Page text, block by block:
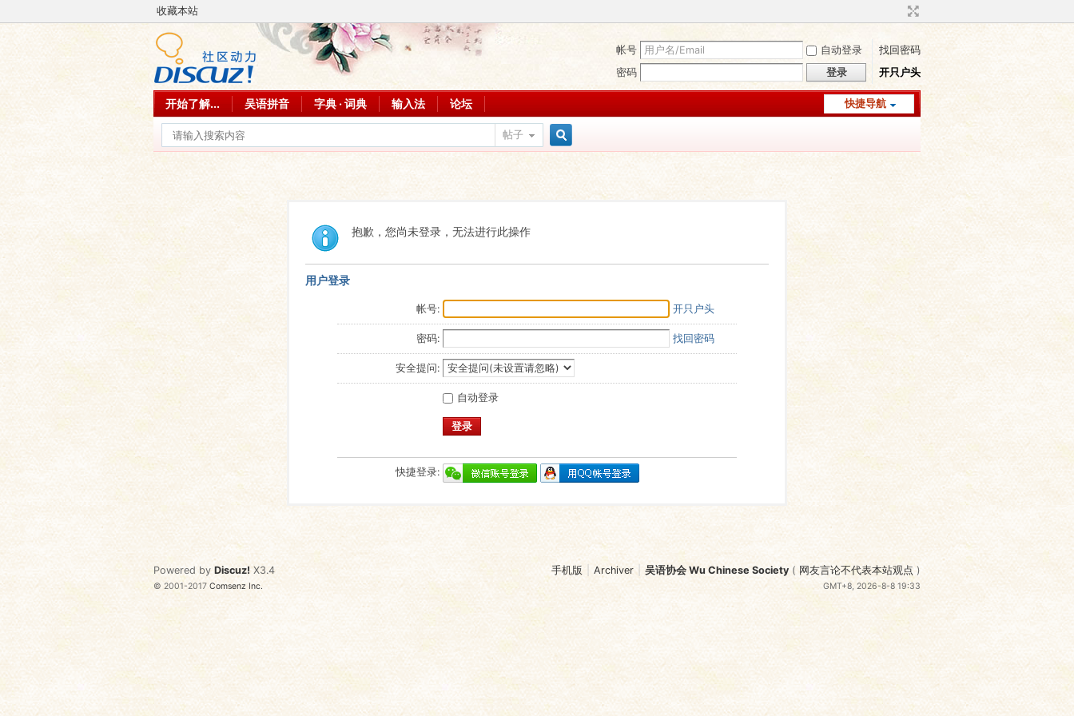
收藏本站
帐号 自动登录
找回密码
密码
登录 开只户头
快捷导航
开始了解... 吴语拼音 字典 · 词典 输入法 论坛
帖子
抱歉，您尚未登录，无法进行此操作
用户登录
帐号: 开只户头
密码: 找回密码
安全提问:
自动登录
登录
快捷登录:
手机版 Archiver 吴语协会 Wu Chinese Society ( 网友言论不代表本站观点 )
GMT+8, 2026-8-8 19:33
Powered by Discuz! X3.4
© 2001-2017Comsenz Inc.